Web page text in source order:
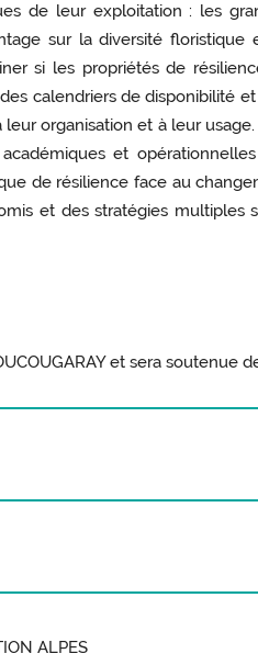
de leur exploitation : les
sur la diversité floristique
si les propriétés de
calendriers de disponibilité
organisation et à leur
et
de résilience face au
et des stratégies multiples
et sera soutenue
ALPES